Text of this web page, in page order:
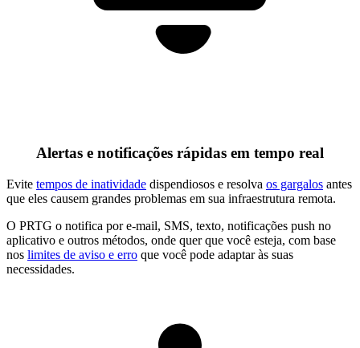
Alertas e notificações rápidas em tempo real
Evite tempos de inatividade dispendiosos e resolva os gargalos antes
que eles causem grandes problemas em sua infraestrutura remota.
O PRTG o notifica por e-mail, SMS, texto, notificações push no
aplicativo e outros métodos, onde quer que você esteja, com base
nos limites de aviso e erro que você pode adaptar às suas
necessidades.